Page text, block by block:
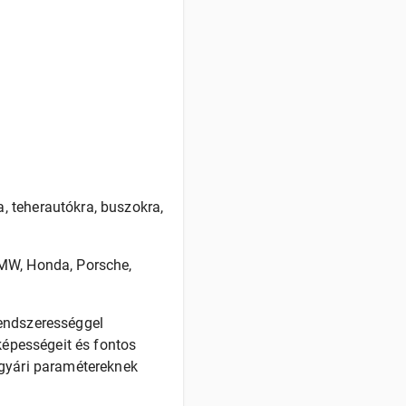
teherautókra, buszokra,
Honda, Porsche,
és fontos
paramétereknek